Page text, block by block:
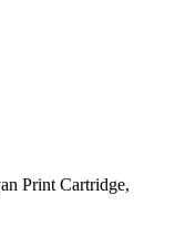
Print Cartridge,